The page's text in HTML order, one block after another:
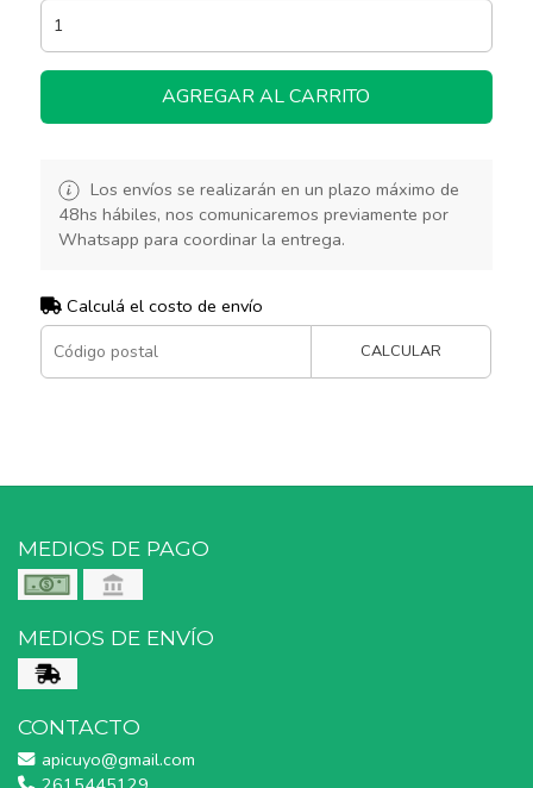
AGREGAR AL CARRITO
Los envíos se realizarán en un plazo máximo de
48hs hábiles, nos comunicaremos previamente por
Whatsapp para coordinar la entrega.
Calculá el costo de envío
CALCULAR
MEDIOS DE PAGO
MEDIOS DE ENVÍO
CONTACTO
apicuyo@gmail.com